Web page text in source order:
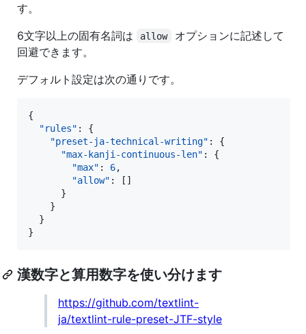
す。
6文字以上の固有名詞は
allow
オプションに記述して
回避できます。
デフォルト設定は次の通りです。
{
"rules" : {
"preset-ja-technical-writing" : {
"max-kanji-continuous-len" : {
"max" : 6,
"allow" : []
      }
    }
  }
}
漢数字と算用数字を使い分けます
https://github.com/textlint-
ja/textlint-rule-preset-JTF-style